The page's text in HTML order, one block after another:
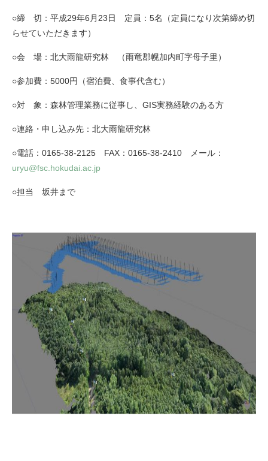
○締 切：平成29年6月23日 定員：5名（定員になり次第締め切
らせていただきます）
○会 場：北大雨龍研究林 （雨竜郡幌加内町字母子里）
○参加費：5000円（宿泊費、食事代含む）
○対 象：森林管理業務に従事し、GIS実務経験のある方
○連絡・申し込み先：北大雨龍研究林
○電話：0165-38-2125 FAX：0165-38-2410 メール：
uryu@fsc.hokudai.ac.jp
○担当 坂井まで